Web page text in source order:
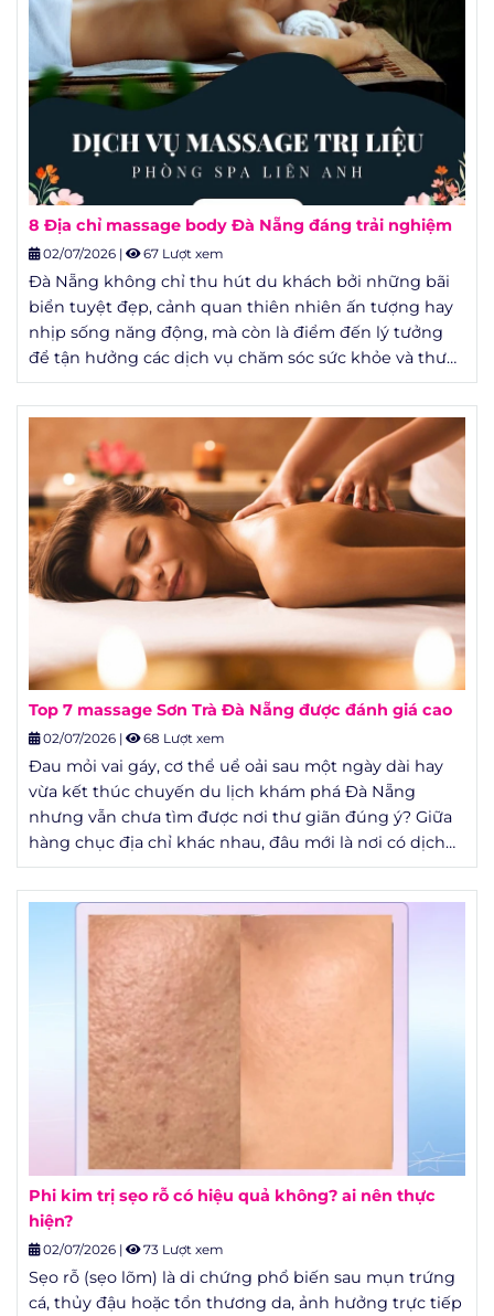
8 Địa chỉ massage body Đà Nẵng đáng trải nghiệm
02/07/2026 | 67 Lượt xem
Đà Nẵng không chỉ thu hút du khách bởi những bãi
biển tuyệt đẹp, cảnh quan thiên nhiên ấn tượng hay
nhịp sống năng động, mà còn là điểm đến lý tưởng
để tận hưởng các dịch vụ chăm sóc sức khỏe và thư
giãn chất lượng.
Top 7 massage Sơn Trà Đà Nẵng được đánh giá cao
02/07/2026 | 68 Lượt xem
Đau mỏi vai gáy, cơ thể uể oải sau một ngày dài hay
vừa kết thúc chuyến du lịch khám phá Đà Nẵng
nhưng vẫn chưa tìm được nơi thư giãn đúng ý? Giữa
hàng chục địa chỉ khác nhau, đâu mới là nơi có dịch
vụ tốt, giá hợp lý và được nhiều khách hàng đánh giá
cao?
Phi kim trị sẹo rỗ có hiệu quả không? ai nên thực
hiện?
02/07/2026 | 73 Lượt xem
Sẹo rỗ (sẹo lõm) là di chứng phổ biến sau mụn trứng
cá, thủy đậu hoặc tổn thương da, ảnh hưởng trực tiếp